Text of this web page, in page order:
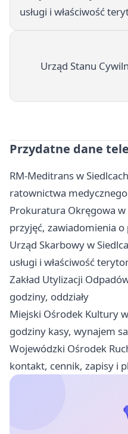
usługi i właściwość
Urząd Stanu
Przydatne dane
RM-Meditrans w
ratownictwa medycznego
Prokuratura Okręgowa
przyjęć, zawiadomienia
Urząd Skarbowy w
usługi i właściwość
Zakład Utylizacji
godziny, oddziały
Miejski Ośrodek Kultury
godziny kasy, wynajem
Wojewódzki Ośrodek
kontakt, cennik, zapisy i